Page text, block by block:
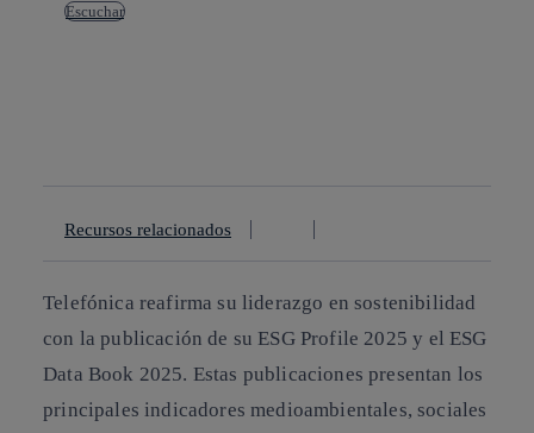
Escuchar
Recursos relacionados
Telefónica reafirma su liderazgo en sostenibilidad
con la publicación de suESG Profile 2025 y el ESG
Data Book 2025. Estas publicaciones presentan los
principales indicadores medioambientales, sociales